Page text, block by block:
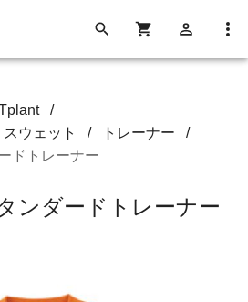
/
ウェット
/ トレーナー
/
ドトレーナー
ンダードトレーナー